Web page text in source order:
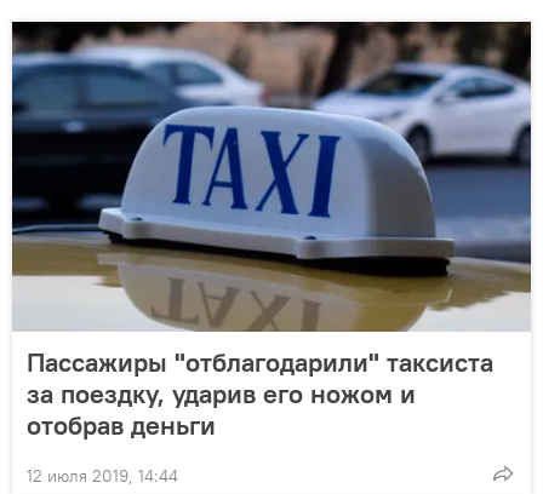
Пассажиры "отблагодарили" таксиста
за поездку, ударив его ножом и
отобрав деньги
12 июля 2019, 14:44